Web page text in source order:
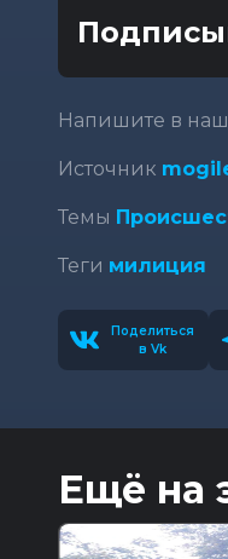
Напишите в наш
Источник
Темы
Теги милиция
Поделиться
в Vk
Ещё на